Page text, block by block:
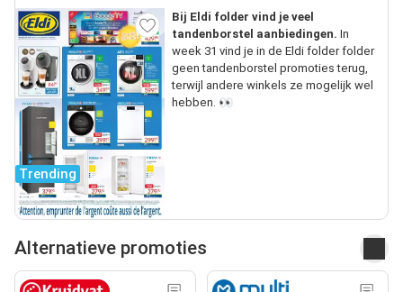
Trending
Bij Eldi folder vind je veel
tandenborstel aanbiedingen. In
week 31 vind je in de Eldi folder folder
geen tandenborstel promoties terug,
terwijl andere winkels ze mogelijk wel
hebben. 👀
Alternatieve promoties